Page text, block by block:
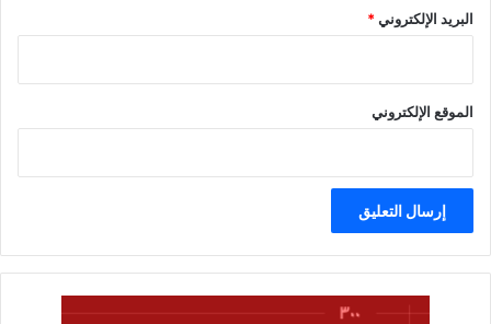
البريد الإلكتروني*
الموقع الإلكتروني